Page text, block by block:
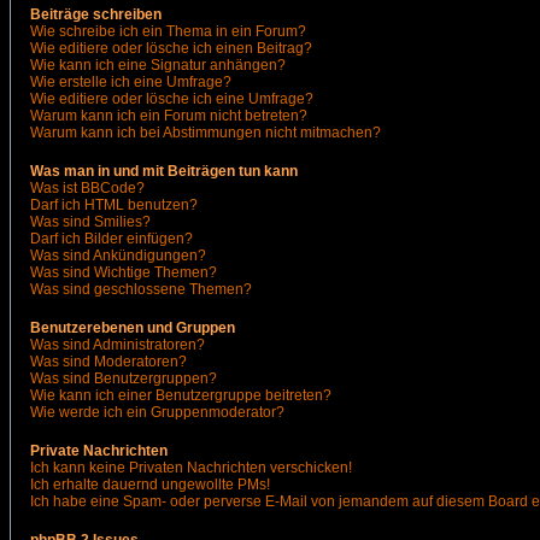
Beiträge schreiben
Wie schreibe ich ein Thema in ein Forum?
Wie editiere oder lösche ich einen Beitrag?
Wie kann ich eine Signatur anhängen?
Wie erstelle ich eine Umfrage?
Wie editiere oder lösche ich eine Umfrage?
Warum kann ich ein Forum nicht betreten?
Warum kann ich bei Abstimmungen nicht mitmachen?
Was man in und mit Beiträgen tun kann
Was ist BBCode?
Darf ich HTML benutzen?
Was sind Smilies?
Darf ich Bilder einfügen?
Was sind Ankündigungen?
Was sind Wichtige Themen?
Was sind geschlossene Themen?
Benutzerebenen und Gruppen
Was sind Administratoren?
Was sind Moderatoren?
Was sind Benutzergruppen?
Wie kann ich einer Benutzergruppe beitreten?
Wie werde ich ein Gruppenmoderator?
Private Nachrichten
Ich kann keine Privaten Nachrichten verschicken!
Ich erhalte dauernd ungewollte PMs!
Ich habe eine Spam- oder perverse E-Mail von jemandem auf diesem Board